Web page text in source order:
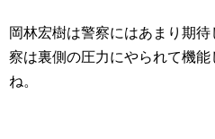
岡林宏樹は警察にはあまり期
察は裏側の圧力にやられて機能
ね。